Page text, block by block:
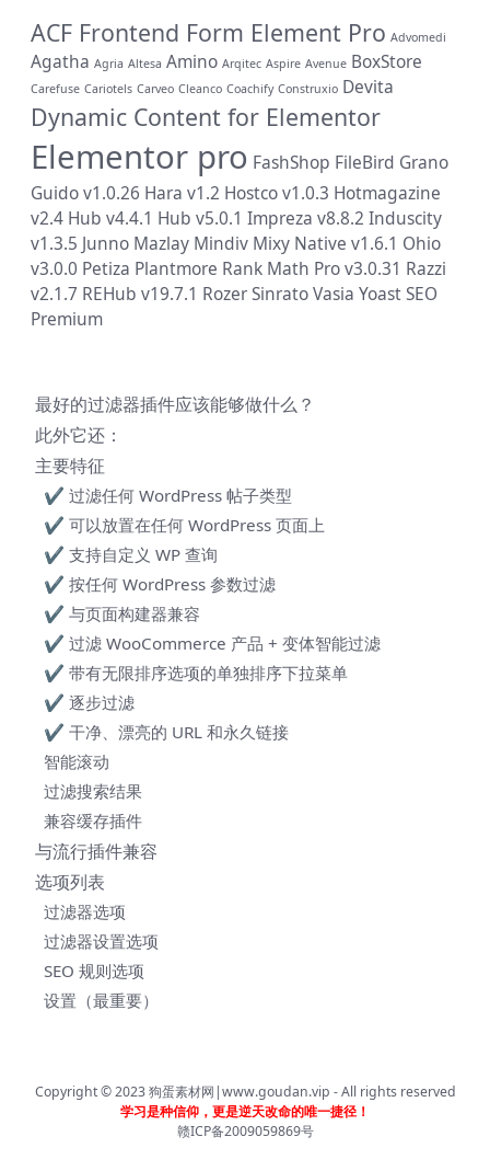
ACF Frontend Form Element Pro Advomedi
Agatha Agria Altesa Amino Arqitec Aspire Avenue BoxStore
Carefuse Cariotels Carveo Cleanco Coachify Construxio Devita
Dynamic Content for Elementor
Elementor pro FashShop FileBird Grano
Guido v1.0.26 Hara v1.2 Hostco v1.0.3 Hotmagazine
v2.4 Hub v4.4.1 Hub v5.0.1 Impreza v8.8.2 Induscity
v1.3.5 Junno Mazlay Mindiv Mixy Native v1.6.1 Ohio
v3.0.0 Petiza Plantmore Rank Math Pro v3.0.31 Razzi
v2.1.7 REHub v19.7.1 RozerSinratoVasia Yoast SEO
Premium
最好的过滤器插件应该能够做什么？
此外它还：
主要特征
✔ 过滤任何 WordPress 帖子类型
✔ 可以放置在任何 WordPress 页面上
✔ 支持自定义 WP 查询
✔ 按任何 WordPress 参数过滤
✔ 与页面构建器兼容
✔ 过滤 WooCommerce 产品 + 变体智能过滤
✔ 带有无限排序选项的单独排序下拉菜单
✔ 逐步过滤
✔ 干净、漂亮的 URL 和永久链接
智能滚动
过滤搜索结果
兼容缓存插件
与流行插件兼容
选项列表
过滤器选项
过滤器设置选项
SEO 规则选项
设置（最重要）
Copyright © 2023狗蛋素材网|www.goudan.vip - All rights reserved
学习是种信仰，更是逆天改命的唯一捷径！
赣ICP备2009059869号